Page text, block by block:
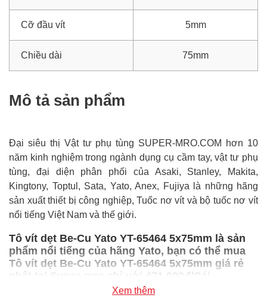
Cỡ đầu vít 5mm
Chiều dài 75mm
Mô tả sản phẩm
Đại siêu thị Vật tư phụ tùng SUPER-MRO.COM hơn 10
năm kinh nghiệm trong ngành dụng cụ cầm tay, vật tư phụ
tùng, đại diện phân phối của Asaki, Stanley, Makita,
Kingtony, Toptul, Sata, Yato, Anex, Fujiya là những hãng
sản xuất thiết bị công nghiệp, Tuốc nơ vít và bộ tuốc nơ vít
nổi tiếng Việt Nam và thế giới.
Tô vít dẹt Be-Cu Yato YT-65464 5x75mm là sản
phẩm nổi tiếng của hãng Yato, bạn có thể mua
Tô vít dẹt Be-Cu Yato YT-65464 5x75mm giá rẻ
nhất tại Super-mro chỉ với 471,900đ/Cái
SUPER-MRO.COM cam kết:
Xem thêm